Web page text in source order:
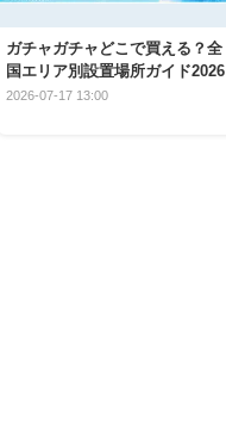
ガチャガチャどこで買える？全
国エリア別設置場所ガイド2026
2026-07-17 13:00